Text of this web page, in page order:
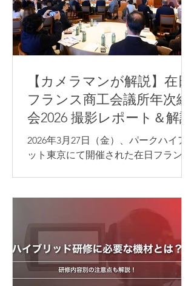
【カメラマンが解説】在日
フランス商工会議所年次総
会2026 撮影レポート＆解説
2026年3月27日（金）、パークハイア
ット東京にて開催された在日フランス